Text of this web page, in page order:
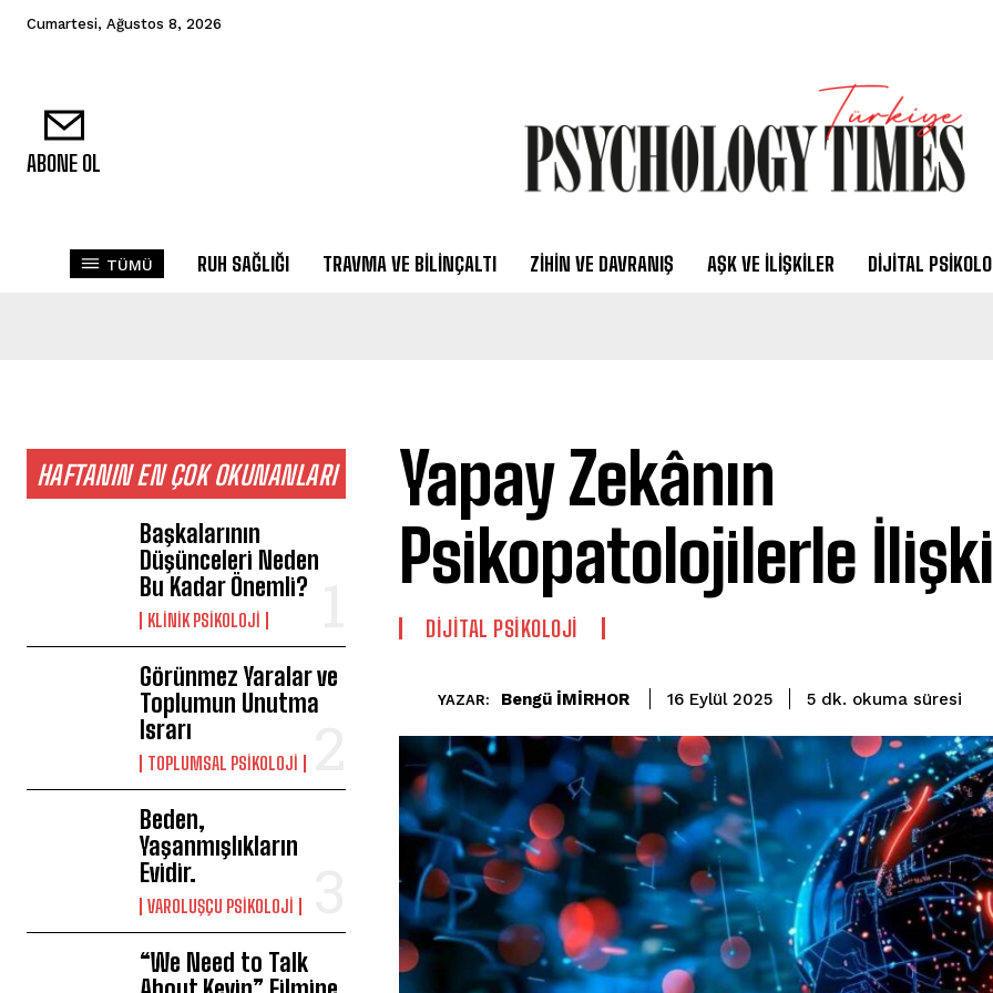
Cumartesi, Ağustos 8, 2026
ABONE OL
TÜMÜ RUH SAĞLIĞI TRAVMA VE BILINÇALTI ZIHIN VE DAVRANIŞ AŞK VE İLIŞKILER DIJITAL
HAFTANIN EN ÇOK OKUNANLARI
Başkalarının
Düşünceleri Neden
Bu Kadar Önemli?
KLINIK PSIKOLOJI
Görünmez Yaralar ve
Toplumun Unutma
Israrı
TOPLUMSAL PSIKOLOJI
Beden,
Yaşanmışlıkların
Evidir.
VAROLUŞÇU PSIKOLOJI
“We Need to Talk
Yapay Zekânın
Psikopatolojilerle
DIJITAL PSIKOLOJI
YAZAR: Bengü İMİRHOR 16 Eylül 2025 5 dk. okuma süresi